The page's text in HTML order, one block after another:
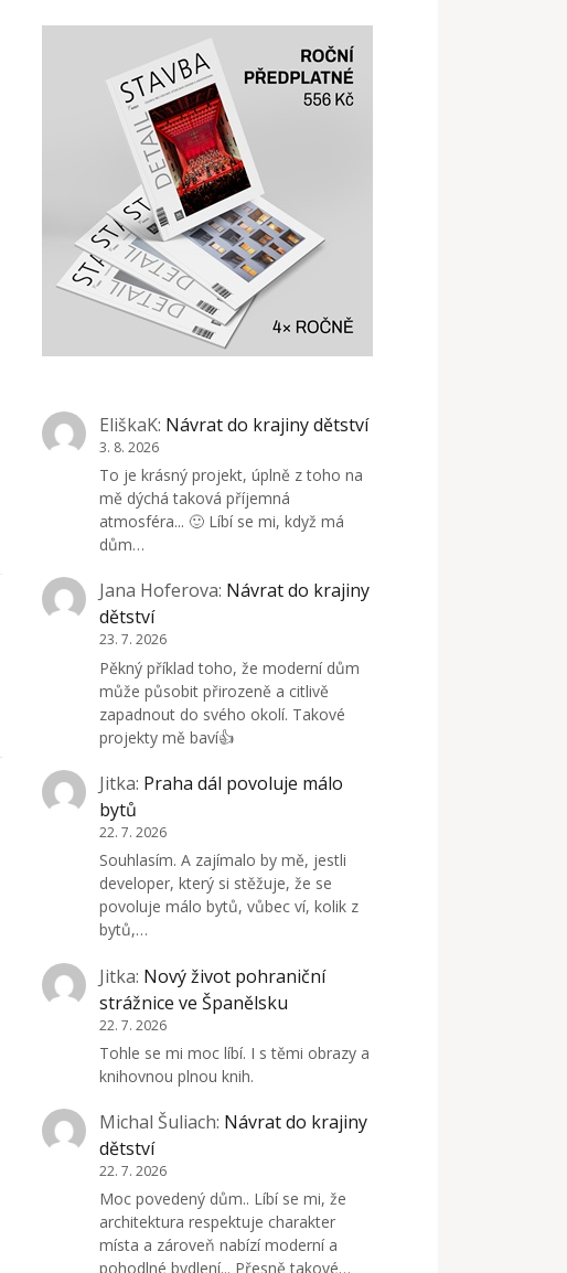
EliškaK: Návrat do krajiny dětství
3. 8. 2026
To je krásný projekt, úplně z toho na
mě dýchá taková příjemná
atmosféra... 🙂 Líbí se mi, když má
dům…
Jana Hoferova: Návrat do krajiny
dětství
23. 7. 2026
Pěkný příklad toho, že moderní dům
může působit přirozeně a citlivě
zapadnout do svého okolí. Takové
projekty mě baví👍
Jitka: Praha dál povoluje málo
bytů
22. 7. 2026
Souhlasím. A zajímalo by mě, jestli
developer, který si stěžuje, že se
povoluje málo bytů, vůbec ví, kolik z
bytů,…
Jitka: Nový život pohraniční
strážnice ve Španělsku
22. 7. 2026
Tohle se mi moc líbí. I s těmi obrazy a
knihovnou plnou knih.
Michal Šuliach: Návrat do krajiny
dětství
22. 7. 2026
Moc povedený dům.. Líbí se mi, že
architektura respektuje charakter
místa a zároveň nabízí moderní a
pohodlné bydlení... Přesně takové…